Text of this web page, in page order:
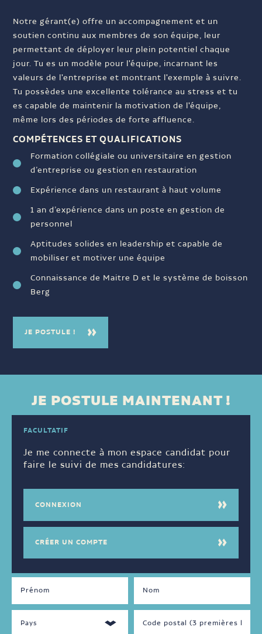
Notre gérant(e) offre un accompagnement et un
soutien continu aux membres de son équipe, leur
permettant de déployer leur plein potentiel chaque
jour. Tu es un modèle pour l'équipe, incarnant les
valeurs de l'entreprise et montrant l'exemple à suivre.
Tu possèdes une excellente tolérance au stress et tu
es capable de maintenir la motivation de l'équipe,
même lors des périodes de forte affluence.
COMPÉTENCES ET QUALIFICATIONS
Formation collégiale ou universitaire en gestion
d’entreprise ou gestion en restauration
Expérience dans un restaurant à haut volume
1 an d’expérience dans un poste en gestion de
personnel
Aptitudes solides en leadership et capable de
mobiliser et motiver une équipe
Connaissance de Maitre D et le système de boisson
Berg
JE POSTULE !
JE POSTULE MAINTENANT !
FACULTATIF
Je me connecte à mon espace candidat pour
faire le suivi de mes candidatures:
CONNEXION
CRÉER UN COMPTE
DISPONIBILITÉS
Soir
LANGUES
PARLÉES
Français